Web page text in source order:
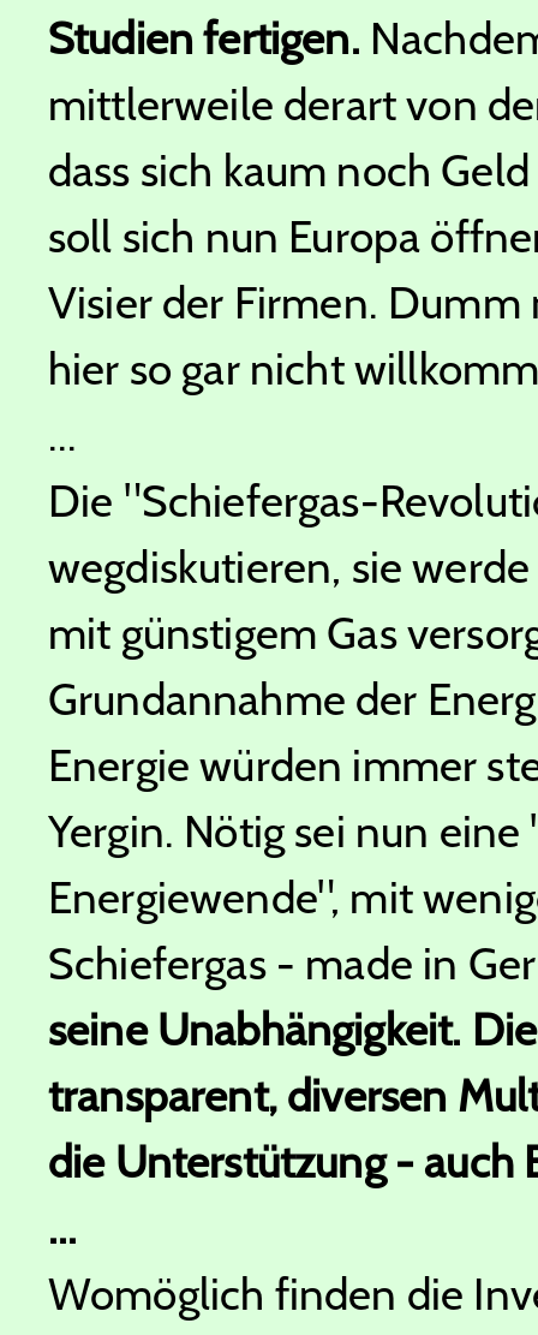
Studien fertigen.
mittlerweile derart von
dass sich kaum noch
soll sich nun Europa
Visier der Firmen. Dumm
hier so gar nicht
...
Die "Schiefergas-
wegdiskutieren, sie
mit günstigem Gas
Grundannahme der
Energie würden immer
Yergin. Nötig sei nun
Energiewende", mit
Schiefergas - made in
seine Unabhängigkeit.
transparent, diversen
die Unterstützung - auch
...
Womöglich finden die